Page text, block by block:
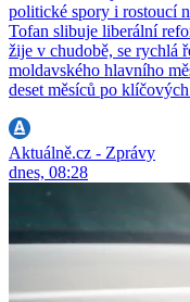
politické spory i rostoucí
Tofan slibuje liberální
žije v chudobě, se rychlá
moldavského hlavního
deset měsíců po
Aktuálně.cz - Zprávy
dnes, 08:28